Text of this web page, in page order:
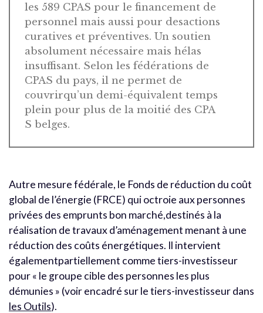
les 589 CPAS pour le financement de
personnel mais aussi pour desactions
curatives et préventives. Un soutien
absolument nécessaire mais hélas
insuffisant. Selon les fédérations de
CPAS du pays, il ne permet de
couvrirqu’un demi-équivalent temps
plein pour plus de la moitié des CPA
S belges.
Autre mesure fédérale, le Fonds de réduction du coût
global de l’énergie (FRCE) qui octroie aux personnes
privées des emprunts bon marché,destinés à la
réalisation de travaux d’aménagement menant à une
réduction des coûts énergétiques. Il intervient
égalementpartiellement comme tiers-investisseur
pour « le groupe cible des personnes les plus
démunies » (voir encadré sur le tiers-investisseur dans
les Outils).